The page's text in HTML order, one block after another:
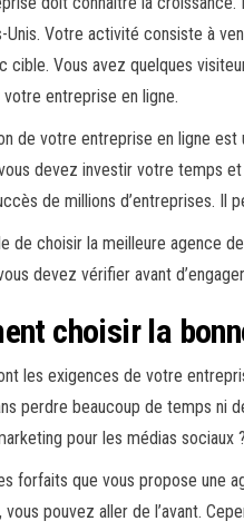
Unis. Votre activité consiste à
cible. Vous avez quelques
entreprise en ligne.
de votre entreprise en ligne
devez investir votre temps
de millions d’entreprises. Il
de choisir la meilleure agence
devez vérifier avant
choisir la
les exigences de votre
perdre beaucoup de temps ni
pour les médias
forfaits que vous propose une
vous pouvez aller de l’avant.